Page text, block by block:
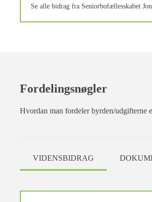
Se alle bidrag fra Seniorbofællesskabet
Fordelingsnøgler
Hvordan man fordeler byrden/udgifterne
VIDENSBIDRAG